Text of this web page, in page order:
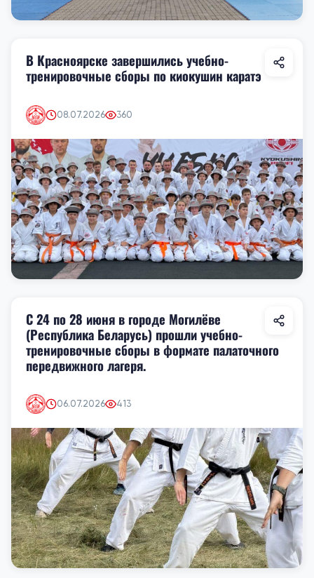
В Красноярске завершились учебно-
тренировочные сборы по киокушин каратэ
08.07.2026 360
С 24 по 28 июня в городе Могилёве
(Республика Беларусь) прошли учебно-
тренировочные сборы в формате палаточного
передвижного лагеря.
06.07.2026 413